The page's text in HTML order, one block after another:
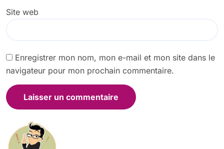
Site web
Enregistrer mon nom, mon e-mail et mon site dans le
navigateur pour mon prochain commentaire.